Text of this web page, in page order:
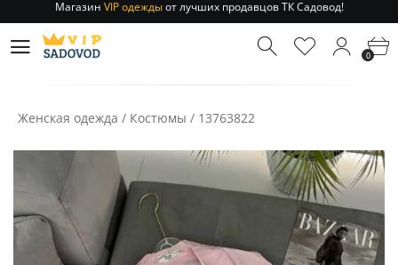
Отправление заказа 1-3 дняпо РФ и МСК!
Магазин
от лучших продавцов ТК Садовод!
Отправление заказа 1-3 дня
по РФ и МСК! 0
Женская одежда / Костюмы / 13763822